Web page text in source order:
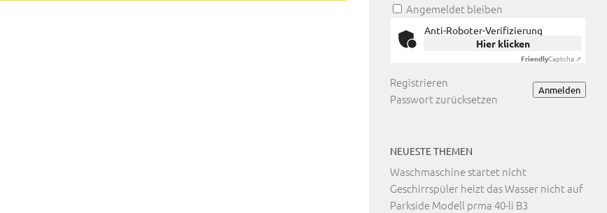
Angemeldet bleiben
Anti-Roboter-Verifizierung
Hier klicken
FriendlyCaptcha ⇗
Anmelden
Registrieren
Passwort zurücksetzen
NEUESTE THEMEN
Waschmaschine startet nicht
Geschirrspüler heizt das Wasser nicht auf
Parkside Modell prma 40-li B3